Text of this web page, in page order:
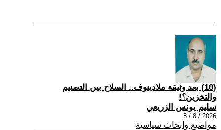
(18) بعد وثيقة ملادينوف.. السلاح بين التصنيم
والتخزين؟!
سليم يونس الزريعي
2026 / 8 / 8
مواضيع وابحاث سياسية